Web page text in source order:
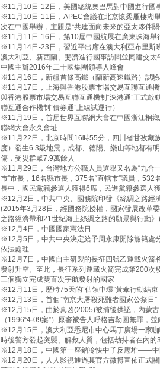
※11月10日-12日，美國總統奧巴馬對中國進行國
※11月10日-11日，APEC會議在北京懷柔雁棲湖
次在中國舉辦，主題是“共建面向未來的亞太夥伴關
※11月11日-16日，第10屆中國航展在廣東珠海舉
※11月14日-23日，習近平出席在澳大利亞布里斯
澳大利亞、新西蘭、斐濟進行國事訪問並同建交
中國主辦2016年二十國集團領導人峰會
※11月16日，新疆首條高鐵（蘭新高速鐵路）試
※11月17日，上海與香港股票市場交易互聯互通
與香港股票市場交易互聯互通機制“深港通”正式
聯互通合作機制“債券通”上線試運行）
※11月19日，首屆世界互聯網大會在中國浙江桐
聯網大會永久會址
※11月22日，北京時間16時55分，四川省甘孜藏
度）發生6.3級地震，成都、德陽、樂山等地都有
傷，受災群眾7.9萬餘人
※11月29日，台灣地方公職人員選舉又名為“九合
市”市長，16名縣市長，375名“直轄市”議員，
長中，國民黨籍參選人獲得6席，民進黨籍參選人
※12月2日，中共中央、國務院印發《絲綢之路經
(2015年3月28日，經國務院授權，國家發展改革
之路經濟帶和21世紀海上絲綢之路的願景與行動》)
※12月4日，中國國家憲法日
※12月5日，中共中央決定給予周永康開除黨籍處
依法處理
※12月7日，中國自主研製的長征四號乙運載火箭
發射升空。至此，長征系列運載火箭完成第200次
三個獨立完成雙百次宇航發射的國家
※12月11日，歷時75天的“佔領中環”黃傘行動結束
※12月13日，首個“南京大屠殺死難者國家公祭日”
※12月15日，由於真凶(2005)被捕後供認，內蒙
（1996“4·09案”）原審被告人呼格吉勒圖無罪，
※12月15日，澳大利亞悉尼市中心馬丁廣場一家
時後警方發起突襲、解救人質，包括劫持者在內的
※12月18日，中國第一座鈉冷快中子反應堆——中
※12月20日，人人影視通過其官方微博宣佈正式